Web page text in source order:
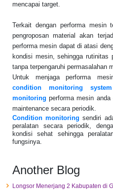
mencapai target.
Terkait dengan performa mesin
pengroposan material akan
performa mesin dapat di atasi
kondisi mesin, sehingga rutinitas
tanpa terpengaruhi permasalahan
Untuk menjaga performa
condition monitoring system
monitoring performa mesin
maintenance secara periodik.
Condition monitoring sendiri
peralatan secara periodik,
kondisi sehat sehingga
fungsinya.
Another Blog
Longsor Menerjang 2 Kabupaten di